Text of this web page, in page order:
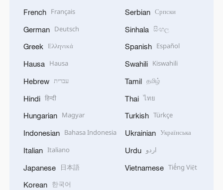
French Français
German Deutsch
Greek Ελληνικά
Hausa Hausa
Hebrew עברית
Hindi हिन्दी
Hungarian Magyar
Indonesian Bahasa Indonesia
Italian Italiano
Japanese 日本語
Korean 한국어
Serbian Српски
Sinhala සිංහල
Spanish Español
Swahili Kiswahili
Tamil தமிழ்
Thai ไทย
Turkish Türkçe
Ukrainian Українська
Urdu اردو
Vietnamese Tiếng Việt